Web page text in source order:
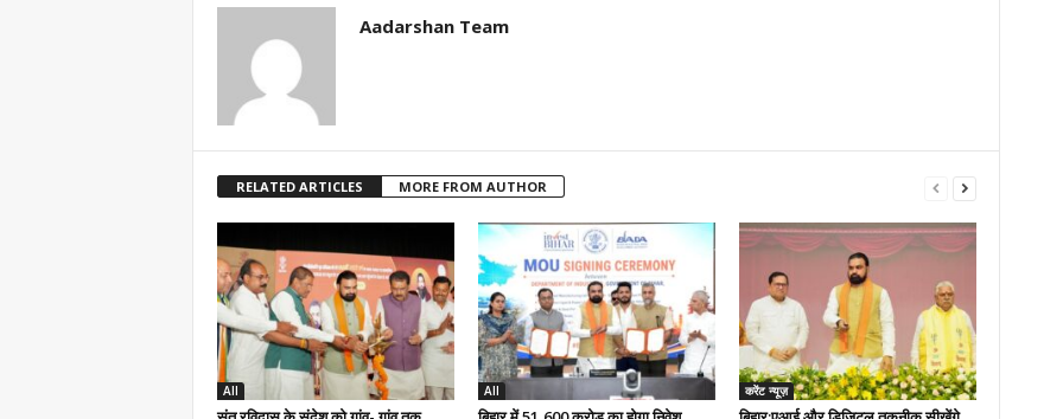
Aadarshan Team
RELATED ARTICLES MORE FROM AUTHOR
All All करेंट न्यूज़